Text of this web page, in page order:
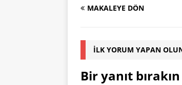
MAKALEYE DÖN
İLK YORUM YAPAN
Bir yanıt bırakın